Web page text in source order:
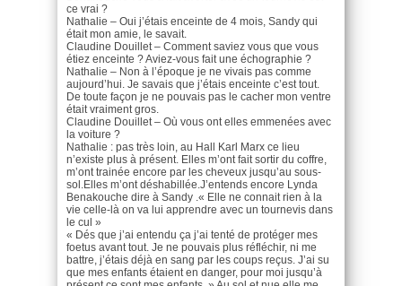
ce vrai ?
Nathalie – Oui j’étais enceinte de 4 mois, Sandy qui
était mon amie, le savait.
Claudine Douillet – Comment saviez vous que vous
étiez enceinte ? Aviez-vous fait une échographie ?
Nathalie – Non à l’époque je ne vivais pas comme
aujourd’hui. Je savais que j’étais enceinte c’est tout.
De toute façon je ne pouvais pas le cacher mon ventre
était vraiment gros.
Claudine Douillet – Où vous ont elles emmenées avec
la voiture ?
Nathalie : pas très loin, au Hall Karl Marx ce lieu
n’existe plus à présent. Elles m’ont fait sortir du coffre,
m’ont trainée encore par les cheveux jusqu’au sous-
sol.Elles m’ont déshabillée.J’entends encore Lynda
Benakouche dire à Sandy .« Elle ne connait rien à la
vie celle-là on va lui apprendre avec un tournevis dans
le cul »
« Dés que j’ai entendu ça j’ai tenté de protéger mes
foetus avant tout. Je ne pouvais plus réfléchir, ni me
battre, j’étais déjà en sang par les coups reçus. J’ai su
que mes enfants étaient en danger, pour moi jusqu’à